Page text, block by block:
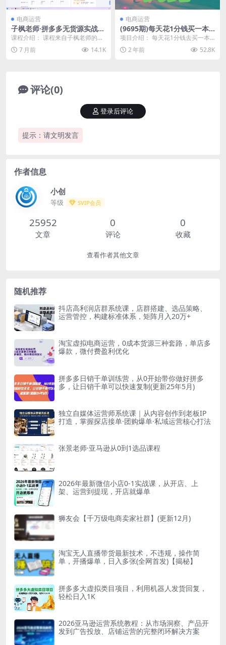
电商运营
子枫老师·拼多多无货源实战运
营课(更新12月)
课程介绍： 课程来自子枫老师的拼
多多无货源实战运营课。从开店流
程、基础设置（退货...
7 月前 14.1K
电商运营
(9695期)每天花1分钱买一本
书，闲鱼出售9.9-19.9不等，
多账号多撸 新手小白均可操作
项目介绍： 每天花1分钱去买一本
书，买到以后，可以自己放书房观
看，不想看也可以自...
2 年前 52.8K
评论(0)
提示：请文明发言
登录后评论
作者信息
小创
等级 SVIP会员
25952
文章
0
评论
0
收藏
查看作者其他文章
随机推荐
抖店高利润店群系统课，店群搭建、选品策略、
运营管控，构建标准体系，矩阵月入20万+
淘宝虚拟电商运营，0成本货源三种套路，单店多
爆款，微付费盈利优化
拼多多日销千单训练营，从0开始带你做好拼多
多，让日销千单可以快速复制(更新25年5月)
独立自媒体运营师系统课｜从内容创作到老板IP
打造，掌握探店接单·团购爆单·私域运营核心打法
张景老师·亚马逊从0到1选品课程
2026年最新微信小店0-1实战课，从开店、上
架、运营到提现，开店就爆单
狮友会【千万级电商卖家社群】(更新12月)
淘宝无人直播带货最新技术，不违规，操作简
单，开播爆单，日入多张(全网首发)【揭秘】
拼多多大虚拟类目项目，利用机器人发货回复，
轻松日入1K
2026亚马逊运营系统教程：从市场洞察、产品开
发到广告投放、店铺运营的完整闭环解决方案